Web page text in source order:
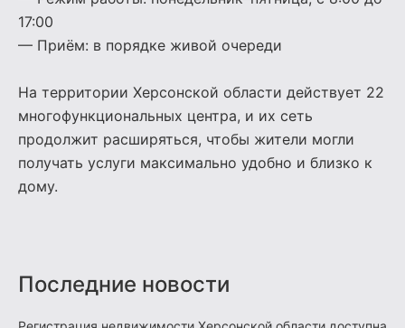
17:00
— Приём: в порядке живой очереди
На территории Херсонской области действует 22
многофункциональных центра, и их сеть
продолжит расширяться, чтобы жители могли
получать услуги максимально удобно и близко к
дому.
Последние новости